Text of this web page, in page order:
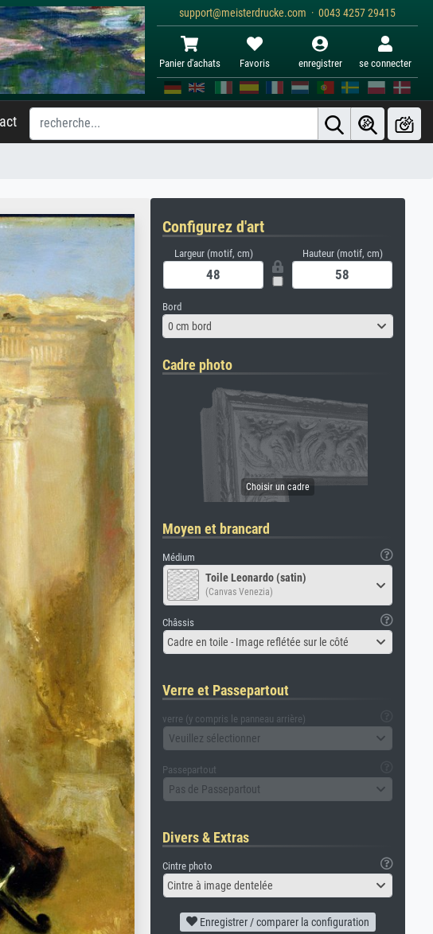
support@meisterdrucke.com · 0043 4257 29415
Panier d'achats Favoris enregistrer se connecter
Configurez d'art
Largeur (motif, cm) Hauteur (motif, cm)
Bord
0 cm bord
Cadre photo
Moyen et brancard
Médium
Toile Leonardo (satin)
(Canvas Venezia)
Châssis
Cadre en toile - Image reflétée sur le côté
Verre et Passepartout
verre (y compris le panneau arrière)
Veuillez sélectionner
Passepartout
Pas de Passepartout
Divers & Extras
Cintre photo
Cintre à image dentelée
Enregistrer / comparer la configuration